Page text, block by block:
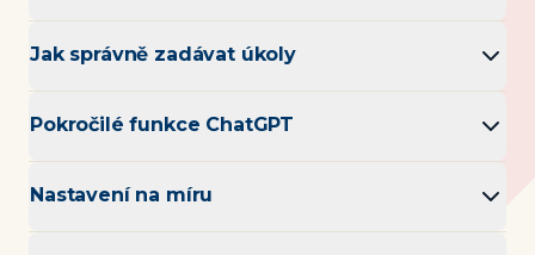
Jak správně zadávat úkoly
Pokročilé funkce ChatGPT
Nastavení na míru